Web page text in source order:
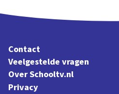
Contact
Veelgestelde vragen
Over Schooltv.nl
Privacy